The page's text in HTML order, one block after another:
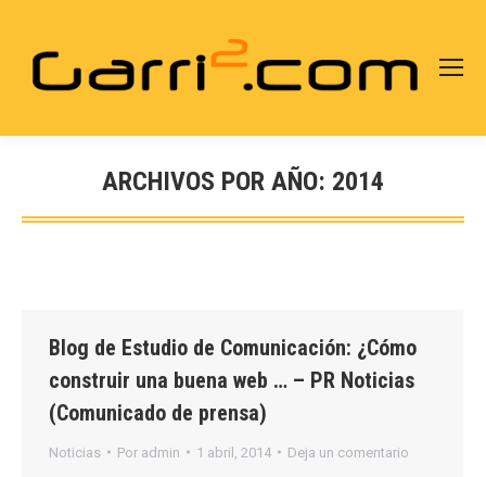
ARCHIVOS POR AÑO: 2014
Estás aquí:
Blog de Estudio de Comunicación: ¿Cómo
construir una buena web … – PR Noticias
(Comunicado de prensa)
Noticias Por admin 1 abril, 2014 Deja un comentario